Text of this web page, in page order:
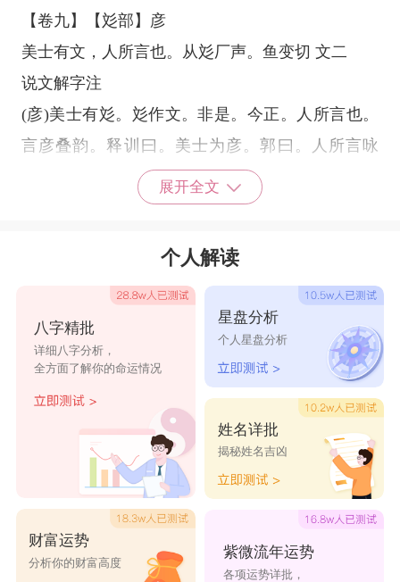
【卷九】【彣部】彦
美士有文，人所言也。从彣厂声。鱼变切 文二
说文解字注
(彦)美士有彣。彣作文。非是。今正。人所言也。
言彦叠韵。释训曰。美士为彦。郭曰。人所言咏
也。郑风传曰。彦士之美称、人所言、故曰彦。有
文、故从彣。大学彦或作盤。古文假借字。从彣。
彦取名男孩名字
彦雷 彦诚
彦坤
彦言
彦亘 彦召
彦录
彦平
彦枫 彦奎
彦龙
彦端 彦勤
彦之
彦荣
彦志
彦政 彦希 彦军
彦帅
彦池 彦任
彦明
彦普
彦礼 彦师 彦锋
展开全文
个人解读
八字精批
详细八字分析，
全方面了解你的命运情况
财富运势
分析你的财富高度
星盘分析
个人星盘分析
姓名详批
揭秘姓名吉凶
紫微流年运势
各项运势详批，